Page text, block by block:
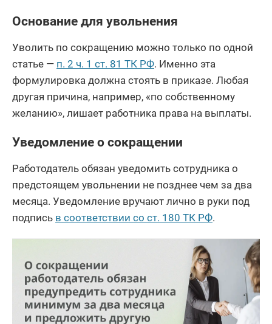
Основание для увольнения
Уволить по сокращению можно только по одной
статье — п. 2 ч. 1 ст. 81 ТК РФ. Именно эта
формулировка должна стоять в приказе. Любая
другая причина, например, «по собственному
желанию», лишает работника права на выплаты.
Уведомление о сокращении
Работодатель обязан уведомить сотрудника о
предстоящем увольнении не позднее чем за два
месяца. Уведомление вручают лично в руки под
подпись в соответствии со ст. 180 ТК РФ.